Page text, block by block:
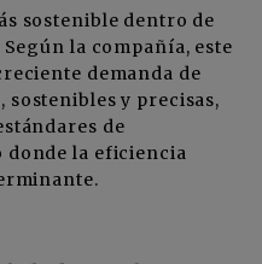
sostenible dentro de
la compañía, este
demanda de
sostenibles y precisas,
de
la eficiencia